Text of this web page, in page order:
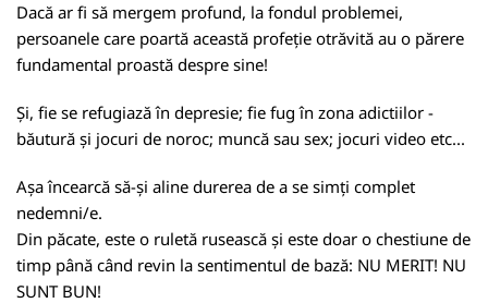
Dacă ar fi să mergem profund, la fondul problemei,
persoanele care poartă această profeție otrăvită au o părere
fundamental proastă despre sine!
Și, fie se refugiază în depresie; fie fug în zona adictiilor -
băutură și jocuri de noroc; muncă sau sex; jocuri video etc...
Așa încearcă să-și aline durerea de a se simți complet
nedemni/e.
Din păcate, este o ruletă rusească și este doar o chestiune de
timp până când revin la sentimentul de bază: NU MERIT! NU
SUNT BUN!